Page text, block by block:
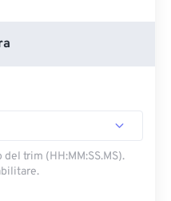
trim (HH:MM:SS.MS).